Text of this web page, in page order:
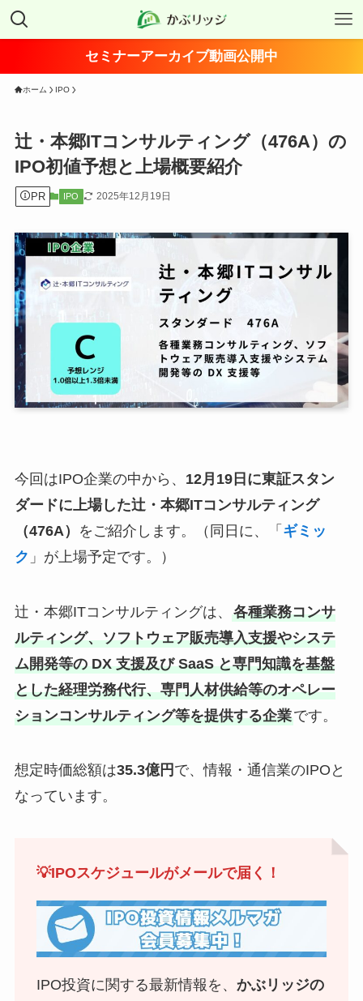
セミナーアーカイブ動画公開中
ホーム IPO
辻・本郷ITコンサルティング（476A）の
IPO初値予想と上場概要紹介
PR IPO 2025年12月19日
今回はIPO企業の中から、 12月19日に東証スタン
ダードに上場した辻・本郷ITコンサルティング
（476A）
をご紹介します。（同日に、「 ギミッ
ク 」が上場予定です。）
辻・本郷ITコンサルティングは、 各種業務コンサ
ルティング、ソフトウェア販売導入支援やシステ
ム開発等の DX 支援及び SaaS と専門知識を基盤
とした経理労務代行、専門人材供給等のオペレー
ションコンサルティング等を提供する企業です。
想定時価総額は35.3億円 で、情報・通信業のIPOと
なっています。
💡IPOスケジュールがメールで届く！
IPO投資に関する最新情報を、 かぶリッジの